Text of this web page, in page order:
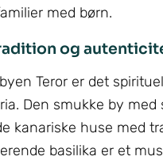
med børn.
og
Teror er det
Den smukke by med
kanariske huse med
basilika er et